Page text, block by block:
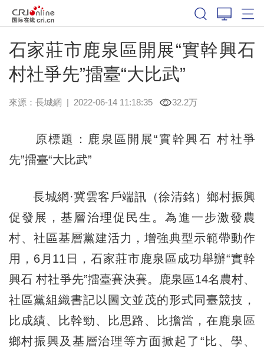
石家莊市鹿泉區開展“實幹興石
村社爭先”擂臺“大比武”
來源： 長城網 | 2022-06-14 11:18:35 32.2万
原標題：鹿泉區開展“實幹興石 村社爭
先”擂臺“大比武”
長城網·冀雲客戶端訊（徐清銘）鄉村振興
促發展，基層治理促民生。為進一步激發農
村、社區基層黨建活力，增強典型示範帶動作
用，6月11日，石家莊市鹿泉區成功舉辦“實幹
興石 村社爭先”擂臺賽決賽。鹿泉區14名農村、
社區黨組織書記以圖文並茂的形式同臺競技，
比成績、比幹勁、比思路、比擔當，在鹿泉區
鄉村振興及基層治理等方面掀起了“比、學、